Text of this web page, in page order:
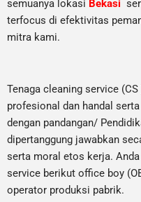
semuanya lokasi Bekasi
terfocus di efektivitas
mitra kami.
Tenaga cleaning service
profesional dan handal
dengan pandangan/
dipertanggung jawabkan
serta moral etos kerja.
service berikut office boy
operator produksi pabrik.